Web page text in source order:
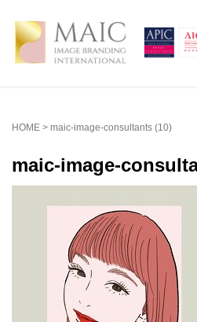
HOME > maic-image-consultants (10)
maic-image-